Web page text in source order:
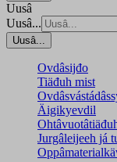
Uusâ
Uusâ...
Uusâ...
Ovdâsijđo
Tiäđuh mist
Äigikyevdil
Jurgâleijeeh já